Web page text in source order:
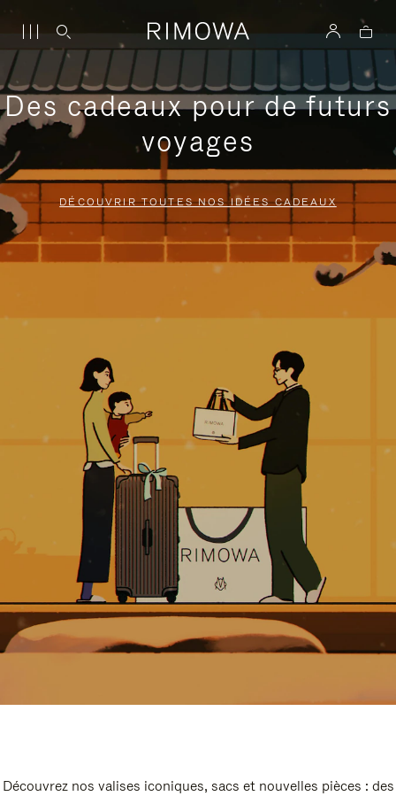
Des cadeaux pour de futurs
voyages
DÉCOUVRIR TOUTES NOS IDÉES CADEAUX
Découvrez nos valises iconiques, sacs et nouvelles pièces : des